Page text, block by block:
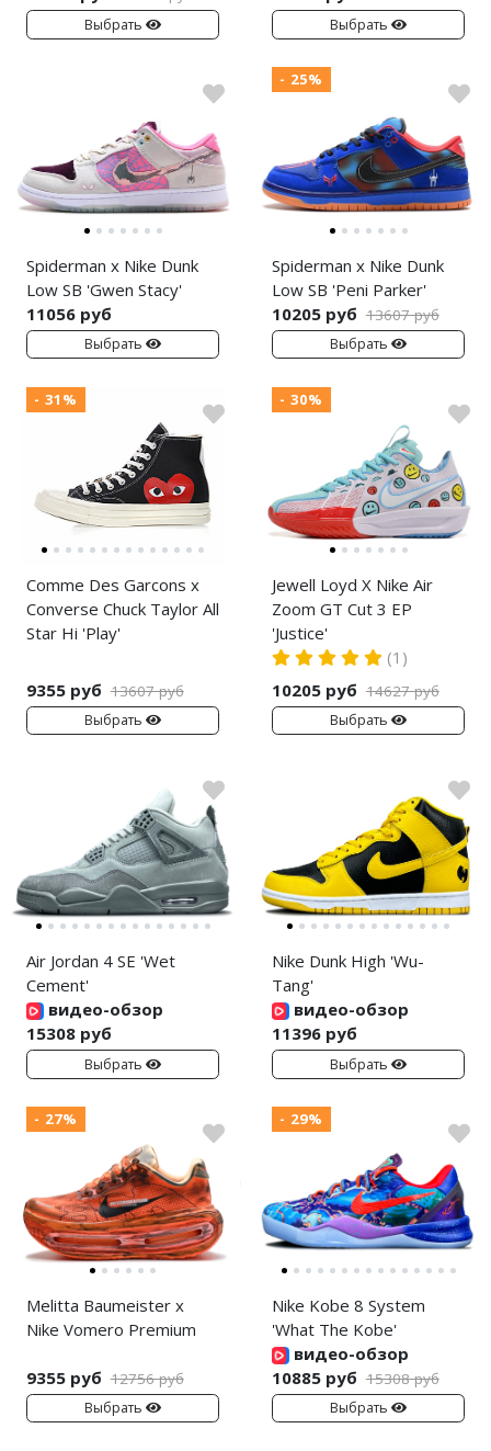
Выбрать Выбрать
Spiderman x Nike Dunk
Low SB 'Gwen Stacy'
11056 руб
Выбрать
- 25%
Spiderman x Nike Dunk
Low SB 'Peni Parker'
10205 руб 13607 руб
Выбрать
- 31%
Comme Des Garcons x
Converse Chuck Taylor All
Star Hi 'Play'
9355 руб 13607 руб
Выбрать
- 30%
Jewell Loyd X Nike Air
Zoom GT Cut 3 EP
'Justice'
(1)
10205 руб 14627 руб
Выбрать
Air Jordan 4 SE 'Wet
Cement'
видео-обзор
15308 руб
Выбрать
Nike Dunk High 'Wu-
Tang'
видео-обзор
11396 руб
Выбрать
- 27%
Melitta Baumeister x
Nike Vomero Premium
9355 руб 12756 руб
Выбрать
- 29%
Nike Kobe 8 System
'What The Kobe'
видео-обзор
10885 руб 15308 руб
Выбрать